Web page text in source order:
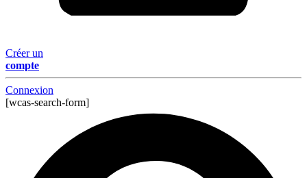
Créer un
compte
Connexion
[wcas-search-form]